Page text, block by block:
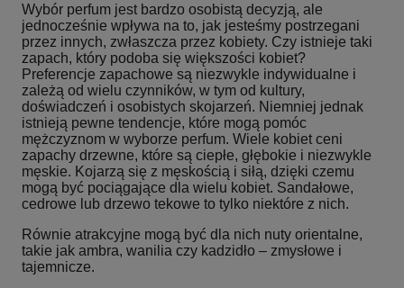
Wybór perfum jest bardzo osobistą decyzją, ale
jednocześnie wpływa na to, jak jesteśmy postrzegani
przez innych, zwłaszcza przez kobiety. Czy istnieje taki
zapach, który podoba się większości kobiet?
Preferencje zapachowe są niezwykle indywidualne i
zależą od wielu czynników, w tym od kultury,
doświadczeń i osobistych skojarzeń. Niemniej jednak
istnieją pewne tendencje, które mogą pomóc
mężczyznom w wyborze perfum. Wiele kobiet ceni
zapachy drzewne, które są ciepłe, głębokie i niezwykle
męskie. Kojarzą się z męskością i siłą, dzięki czemu
mogą być pociągające dla wielu kobiet. Sandałowe,
cedrowe lub drzewo tekowe to tylko niektóre z nich.
Równie atrakcyjne mogą być dla nich nuty orientalne,
takie jak ambra, wanilia czy kadzidło – zmysłowe i
tajemnicze.